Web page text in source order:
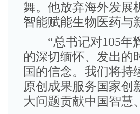
舞。他放弃海外发展
智能赋能生物医药与
“总书记对105年
的深切缅怀、发出的
国的信念。我们将持
原创成果服务国家创
大问题贡献中国智慧